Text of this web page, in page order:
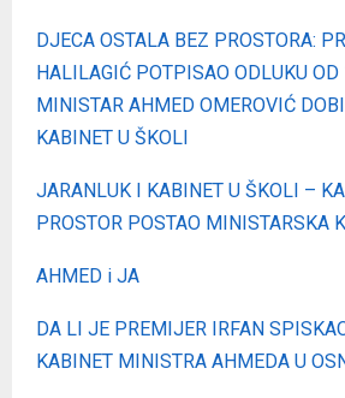
DJECA OSTALA BEZ PROSTORA:
HALILAGIĆ POTPISAO ODLUKU
MINISTAR AHMED OMEROVIĆ
KABINET U ŠKOLI
JARANLUK I KABINET U ŠKOLI –
PROSTOR POSTAO MINISTARSKA
AHMED i JA
DA LI JE PREMIJER IRFAN
KABINET MINISTRA AHMEDA U